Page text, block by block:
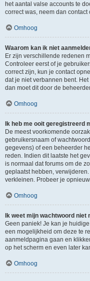
het aantal valse accounts te
correct was, neem dan contact
Omhoog
Waarom kan ik niet
Er zijn verschillende redenen
Controleer eerst of je
correct zijn, kun je contact
dat je niet verbannen bent.
dan moet dit door de
Omhoog
Ik heb me ooit geregistreerd
De meest voorkomende
gebruikersnaam of
gegevens) of een beheerder
reden. Indien dit laatste het
is normaal dat forums om de
geplaatst hebben,
verkleinen. Probeer je
Omhoog
Ik weet mijn wachtwoord niet
Geen paniek! Je kan je
een mogelijkheid om deze te
aanmeldpagina gaan en
op het scherm en even later
Omhoog